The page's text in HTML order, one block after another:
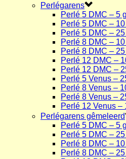
Perlégarens
Perlé 5 DMC – 5
Perlé 5 DMC –
Perlé 5 DMC –
Perlé 8 DMC –
Perlé 8 DMC –
Perlé 12 DMC –
Perlé 12 DMC –
Perlé 5 Venus –
Perlé 8 Venus –
Perlé 8 Venus –
Perlé 12 Venus –
Perlégarens gêmeleerd
Perlé 5 DMC – 5
Perlé 5 DMC –
Perlé 8 DMC –
Perlé 8 DMC –